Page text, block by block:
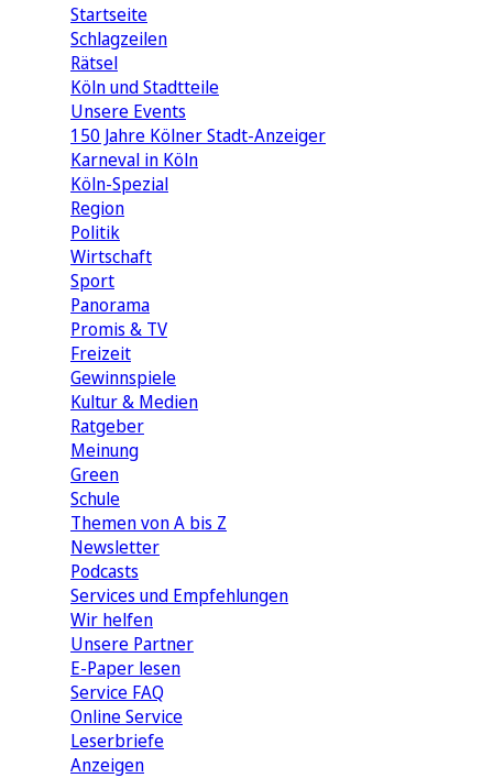
Startseite
Schlagzeilen
Rätsel
Köln und Stadtteile
Unsere Events
150 Jahre Kölner Stadt-Anzeiger
Karneval in Köln
Köln-Spezial
Region
Politik
Wirtschaft
Sport
Panorama
Promis & TV
Freizeit
Gewinnspiele
Kultur & Medien
Ratgeber
Meinung
Green
Schule
Themen von A bis Z
Newsletter
Podcasts
Services und Empfehlungen
Wir helfen
Unsere Partner
E-Paper lesen
Service FAQ
Online Service
Leserbriefe
Anzeigen